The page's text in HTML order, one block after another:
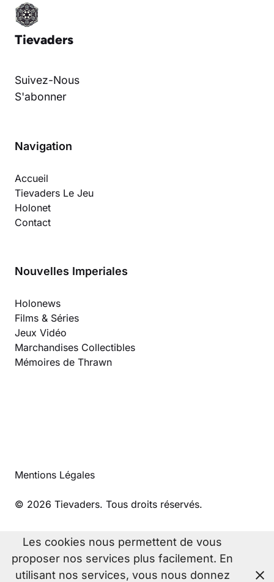
Tievaders
Suivez-Nous
S'abonner
Navigation
Accueil
Tievaders Le Jeu
Holonet
Contact
Nouvelles Imperiales
Holonews
Films & Séries
Jeux Vidéo
Marchandises Collectibles
Mémoires de Thrawn
© 2026 Tievaders. Tous droits réservés.
Mentions Légales
Les cookies nous permettent de vous
proposer nos services plus facilement. En
utilisant nos services, vous nous donnez